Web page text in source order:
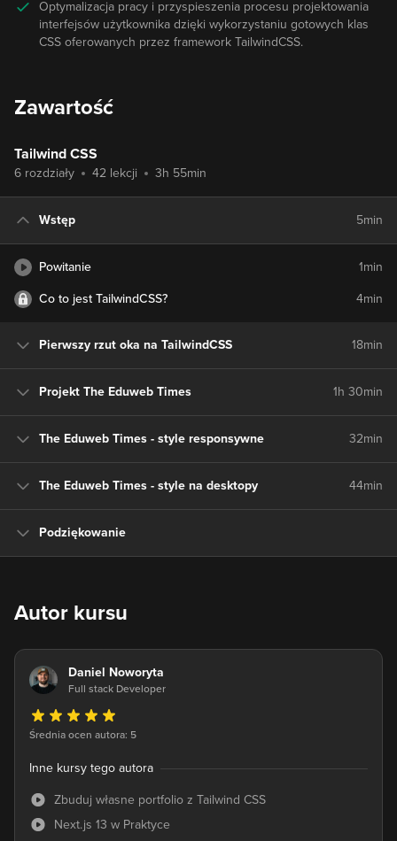
Optymalizacja pracy i przyspieszenia procesu projektowania
interfejsów użytkownika dzięki wykorzystaniu gotowych klas
CSS oferowanych przez framework TailwindCSS.
Zawartość
Tailwind CSS
6 rozdziały 42 lekcji 3h 55min
Wstęp 5min
Powitanie 1min
Co to jest TailwindCSS? 4min
Pierwszy rzut oka na TailwindCSS 18min
Projekt The Eduweb Times 1h 30min
The Eduweb Times - style responsywne 32min
The Eduweb Times - style na desktopy 44min
Podziękowanie
Autor kursu
Daniel Noworyta
Full stack Developer
Średnia ocen autora: 5
Inne kursy tego autora
Zbuduj własne portfolio z Tailwind CSS
Next.js 13 w Praktyce